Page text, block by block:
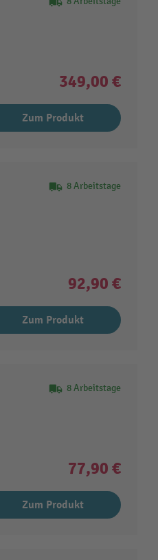
349,00 €
Zum Produkt
8 Arbeitstage
92,90 €
Zum Produkt
8 Arbeitstage
77,90 €
Zum Produkt